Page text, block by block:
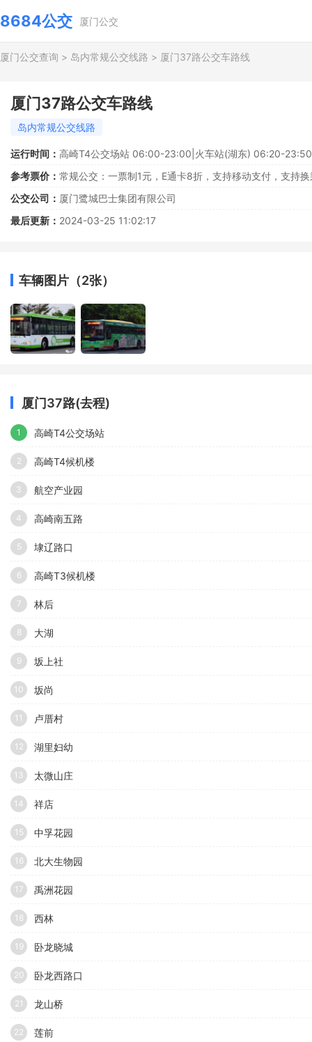
8684公交 厦门公交
厦门公交查询 > 岛内常规公交线路 > 厦门37路公交车路线
厦门37路公交车路线
岛内常规公交线路
运行时间： 高崎T4公交场站 06:00-23:00|火车站(湖东) 06:20-23:50
参考票价： 常规公交：一票制1元，E通卡8折，支持移动支付，支持
公交公司： 厦门鹭城巴士集团有限公司
最后更新： 2024-03-25 11:02:17
车辆图片（2张）
厦门37路(去程)
1 高崎T4公交场站
2 高崎T4候机楼
3 航空产业园
4 高崎南五路
5 埭辽路口
6 高崎T3候机楼
7 林后
8 大湖
9 坂上社
10 坂尚
11 卢厝村
12 湖里妇幼
13 太微山庄
14 祥店
15 中孚花园
16 北大生物园
17 禹洲花园
18 西林
19 卧龙晓城
20 卧龙西路口
21 龙山桥
22 莲前